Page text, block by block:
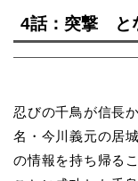
4話：突撃 と
忍びの千鳥が信長
名・今川義元の居
の情報を持ち帰る